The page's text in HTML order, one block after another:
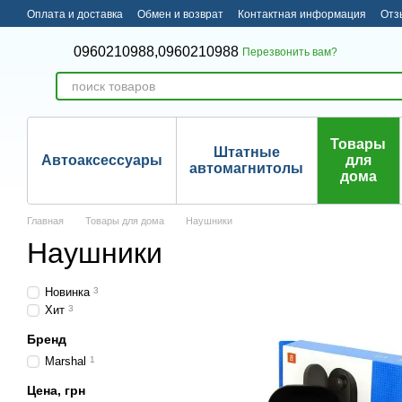
Перейти к основному контенту
Оплата и доставка Обмен и возврат Контактная информация
0960210988,0960210988 Перезвонить вам?
Автоаксессуары
Штатные
автомагнитолы
Товары
для
дома
Главная Товары для дома Наушники
Наушники
Новинка 3
Хит 3
Бренд
Marshal 1
Цена, грн